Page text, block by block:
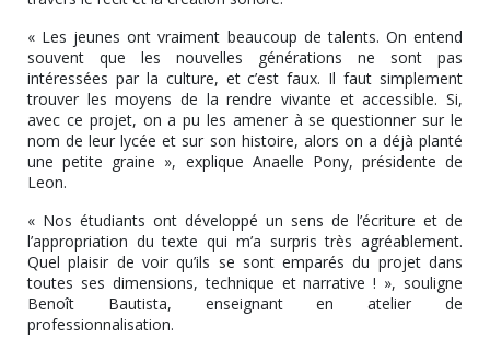
« Les jeunes ont vraiment beaucoup de talents. On entend
souvent que les nouvelles générations ne sont pas
intéressées par la culture, et c’est faux. Il faut simplement
trouver les moyens de la rendre vivante et accessible. Si,
avec ce projet, on a pu les amener à se questionner sur le
nom de leur lycée et sur son histoire, alors on a déjà planté
une petite graine », explique Anaelle Pony, présidente de
Leon.
« Nos étudiants ont développé un sens de l’écriture et de
l’appropriation du texte qui m’a surpris très agréablement.
Quel plaisir de voir qu’ils se sont emparés du projet dans
toutes ses dimensions, technique et narrative ! », souligne
Benoît Bautista, enseignant en atelier de
professionnalisation.